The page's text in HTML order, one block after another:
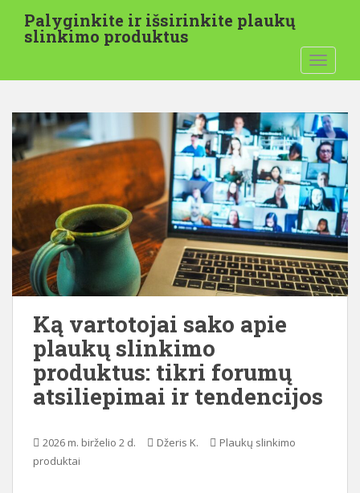
i
Palyginkite ir išsirinkite plaukų
slinkimo produktus
Ką vartotojai sako apie
plaukų slinkimo
produktus: tikri forumų
atsiliepimai ir tendencijos
2026 m. birželio 2 d. Džeris K.
Plaukų slinkimo
produktai